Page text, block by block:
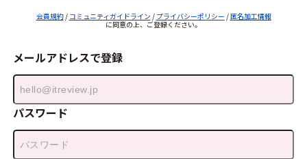
会員規約/ コミュニティガイドライン / プライバシーポリシー /匿名加工情報
に同意の上、ご登録ください。
メールアドレスで登録
パスワード